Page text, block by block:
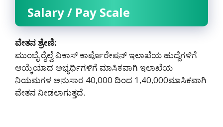
Salary / Pay Scale
ವೇತನ ಶ್ರೇಣಿ:
ಮುಂಬೈ ರೈಲ್ವೆ ವಿಕಾಸ್ ಕಾರ್ಪೊರೇಷನ್ ಇಲಾಖೆಯ ಹುದ್ದೆಗಳಿಗೆ
ಆಯ್ಕೆಯಾದ ಅಭ್ಯರ್ಥಿಗಳಿಗೆ ಮಾಸಿಕವಾಗಿ ಇಲಾಖೆಯ
ನಿಯಮಗಳ ಅನುಸಾರ 40,000 ದಿಂದ 1,40,000ಮಾಸಿಕವಾಗಿ
ವೇತನ ನೀಡಲಾಗುತ್ತದೆ.